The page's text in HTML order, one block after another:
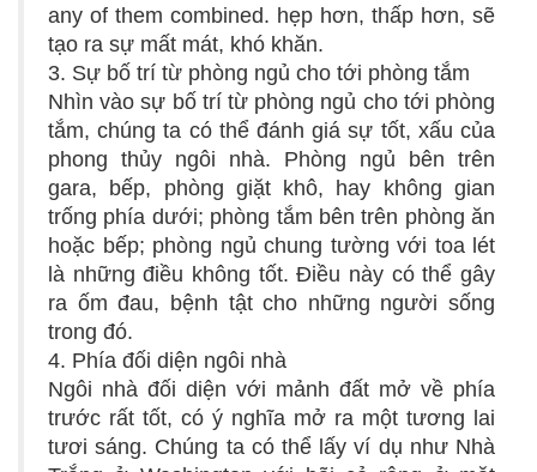
any of them combined. hẹp hơn, thấp hơn, sẽ
tạo ra sự mất mát, khó khăn.
3. Sự bố trí từ phòng ngủ cho tới phòng tắm
Nhìn vào sự bố trí từ phòng ngủ cho tới phòng
tắm, chúng ta có thể đánh giá sự tốt, xấu của
phong thủy ngôi nhà. Phòng ngủ bên trên
gara, bếp, phòng giặt khô, hay không gian
trống phía dưới; phòng tắm bên trên phòng ăn
hoặc bếp; phòng ngủ chung tường với toa lét
là những điều không tốt. Điều này có thể gây
ra ốm đau, bệnh tật cho những người sống
trong đó.
4. Phía đối diện ngôi nhà
Ngôi nhà đối diện với mảnh đất mở về phía
trước rất tốt, có ý nghĩa mở ra một tương lai
tươi sáng. Chúng ta có thể lấy ví dụ như Nhà